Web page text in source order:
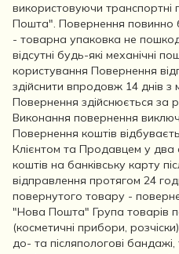
використовуючи транспортні
Пошта". Повернення повинно
- товарна упаковка не
відсутні будь-які механічні
користування Повернення
здійснити впродовж 14 днів
Повернення здійснюється за
Виконання повернення
Повернення коштів
Клієнтом та Продавцем у два
коштів на банківську карту
відправлення протягом 24
повернутого товару -
"Нова Пошта" Група товарів
(косметичні прибори,
до- та післяпологові